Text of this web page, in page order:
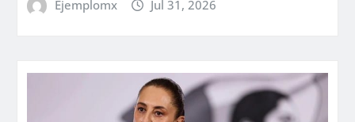
Ejemplomx Jul 31, 2026